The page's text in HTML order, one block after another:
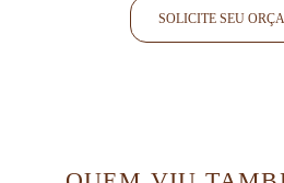
SOLICITE SEU